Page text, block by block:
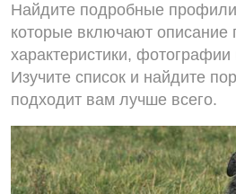
Найдите подробные
которые включают описание
характеристики, фотографии
Изучите список и найдите
подходит вам лучше всего.